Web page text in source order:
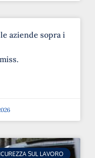
aziende sopra i
SUL LAVORO